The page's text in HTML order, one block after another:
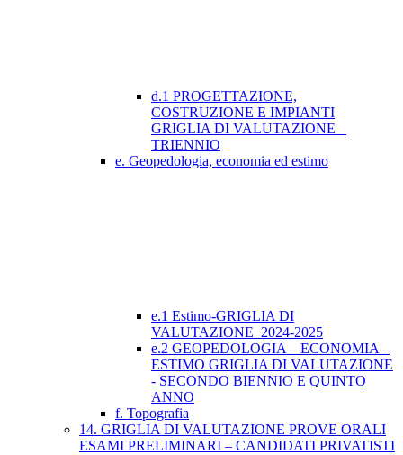
d.1 PROGETTAZIONE,
COSTRUZIONE E IMPIANTI
GRIGLIA DI VALUTAZIONE _
TRIENNIO
e. Geopedologia, economia ed estimo
e.1 Estimo-GRIGLIA DI
VALUTAZIONE_2024-2025
e.2 GEOPEDOLOGIA – ECONOMIA –
ESTIMO GRIGLIA DI VALUTAZIONE
- SECONDO BIENNIO E QUINTO
ANNO
f. Topografia
14. GRIGLIA DI VALUTAZIONE PROVE ORALI
ESAMI PRELIMINARI – CANDIDATI PRIVATISTI